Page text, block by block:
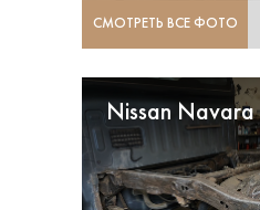
СМОТРЕТЬ ВСЕ ФОТО
Nissan